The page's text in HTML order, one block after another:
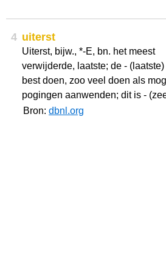
4 uiterst
Uiterst, bijw., *-E, bn. het meest
verwijderde, laatste; de -
best doen, zoo veel doen als
pogingen aanwenden; dit is -
Bron: dbnl.org